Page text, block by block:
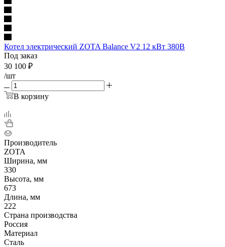
Котел электрический ZOTA Balance V2 12 кВт 380В
Под заказ
30 100 ₽
/шт
В корзину
Производитель
ZOTA
Ширина, мм
330
Высота, мм
673
Длина, мм
222
Страна производства
Россия
Материал
Сталь